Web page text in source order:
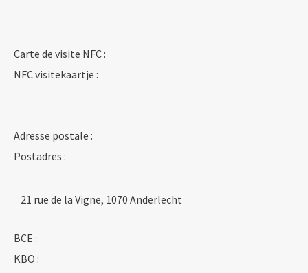
Carte de visite NFC :
NFC visitekaartje :
Adresse postale :
Postadres :
21 rue de la Vigne, 1070 Anderlecht
BCE :
KBO :